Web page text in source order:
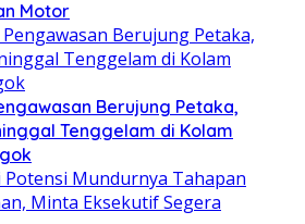
Motor
Berujung Petaka,
Tenggelam di Kolam